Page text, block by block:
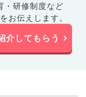
・研修制度など
お伝えします。
介してもらう